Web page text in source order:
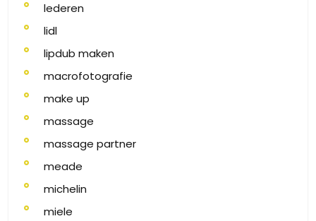
lederen
lidl
lipdub maken
macrofotografie
make up
massage
massage partner
meade
michelin
miele